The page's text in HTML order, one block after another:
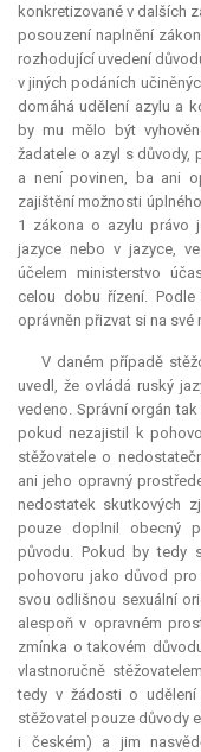
konkretizované v dalších
posouzení naplnění
rozhodující uvedení
v jiných podáních
domáhá udělení azylu a
by mu mělo být
žadatele o azyl s důvody,
a není povinen, ba ani
zajištění možnosti
1 zákona o azylu právo
jazyce nebo v jazyce,
účelem ministerstvo
celou dobu řízení.
oprávněn přizvat si na
V daném případě
uvedl, že ovládá ruský
vedeno. Správní orgán
pokud nezajistil k
stěžovatele o
ani jeho opravný
nedostatek skutkových
pouze doplnil obecný
původu. Pokud by tedy
pohovoru jako důvod
svou odlišnou sexuální
alespoň v opravném
zmínka o takovém
vlastnoručně
tedy v žádosti o udělení
stěžovatel pouze důvody
i českém) a jim